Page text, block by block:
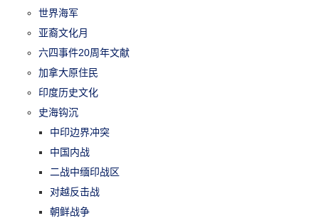
世界海军
亚裔文化月
六四事件20周年文献
加拿大原住民
印度历史文化
史海钩沉
中印边界冲突
中国内战
二战中缅印战区
对越反击战
朝鲜战争